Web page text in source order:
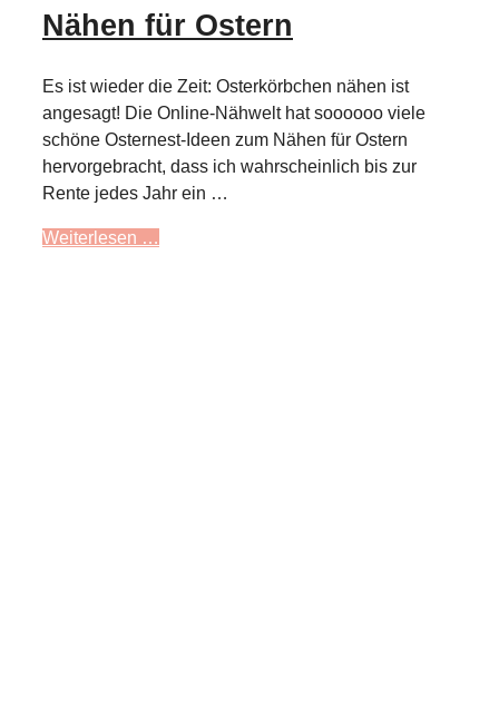
Nähen für Ostern
Es ist wieder die Zeit: Osterkörbchen nähen ist
angesagt! Die Online-Nähwelt hat soooooo viele
schöne Osternest-Ideen zum Nähen für Ostern
hervorgebracht, dass ich wahrscheinlich bis zur
Rente jedes Jahr ein …
Weiterlesen …